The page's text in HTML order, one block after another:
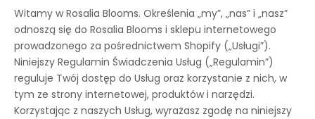
Witamy w Rosalia Blooms. Określenia „my”, „nas” i „nasz”
odnoszą się do Rosalia Blooms i sklepu internetowego
prowadzonego za pośrednictwem Shopify („Usługi”).
Niniejszy Regulamin Świadczenia Usług („Regulamin”)
reguluje Twój dostęp do Usług oraz korzystanie z nich, w
tym ze strony internetowej, produktów i narzędzi.
Korzystając z naszych Usług, wyrażasz zgodę na niniejszy